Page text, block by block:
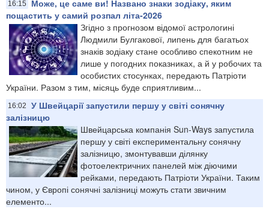
16:15
Може, це саме ви! Названо знаки зодіаку, яким
пощастить у самий розпал літа-2026
Згідно з прогнозом відомої астрологині
Людмили Булгакової, липень для багатьох
знаків зодіаку стане особливо спекотним не
лише у погодних показниках, а й у робочих та
особистих стосунках, передають Патріоти
України. Разом з тим, місяць буде сприятливим...
16:02
У Швейцарії запустили першу у світі сонячну
залізницю
Швейцарська компанія Sun-Ways запустила
першу у світі експериментальну сонячну
залізницю, змонтувавши ділянку
фотоелектричних панелей між діючими
рейками, передають Патріоти України. Таким
чином, у Європі сонячні залізниці можуть стати звичним
елементо...